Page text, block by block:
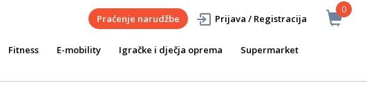
0
Praćenje narudžbe Prijava / Registracija
Fitness E-mobility Igračke i dječja oprema
Supermarket